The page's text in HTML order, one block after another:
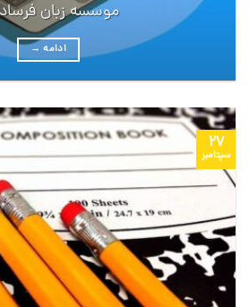
موسسه زبان
ادامه →
27
سپتامبر